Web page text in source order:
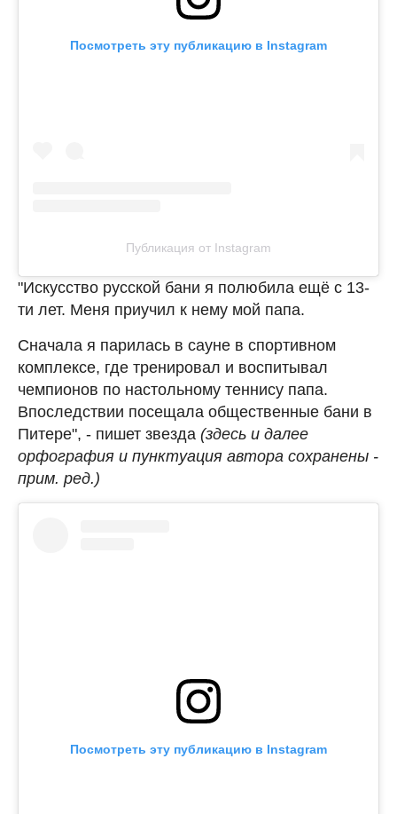
Посмотреть эту публикацию в Instagram
Публикация от Instagram
"Искусство русской бани я полюбила ещё с 13-
ти лет. Меня приучил к нему мой папа.
Сначала я парилась в сауне в спортивном
комплексе, где тренировал и воспитывал
чемпионов по настольному теннису папа.
Впоследствии посещала общественные бани в
Питере", - пишет звезда (здесь и далее
орфография и пунктуация автора сохранены -
прим. ред.)
Посмотреть эту публикацию в Instagram